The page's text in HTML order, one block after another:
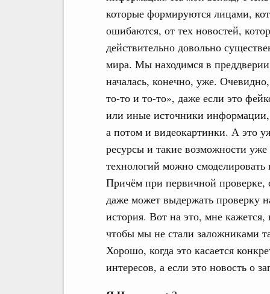
которые формируются лицами,
ошибаются, от тех новостей,
действительно довольно
мира. Мы находимся в
началась, конечно, уже.
то-то и то-то», даже если это
или иные источники
а потом и видеокартинки. А это
ресурсы и такие возможности
технологий можно
Причём при первичной проверке,
даже может выдержать проверку
история. Вот на это, мне
чтобы мы не стали заложниками
Хорошо, когда это касается
интересов, а если это новость о